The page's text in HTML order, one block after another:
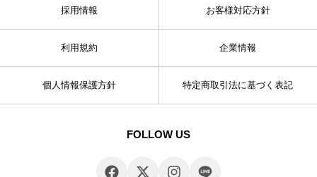
採用情報 お客様対応方針
利用規約 企業情報
個人情報保護方針 特定商取引法に基づく表記
FOLLOW US